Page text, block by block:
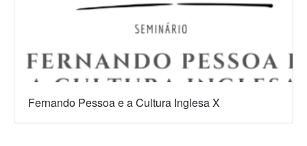
Fernando Pessoa e a Cultura Inglesa X